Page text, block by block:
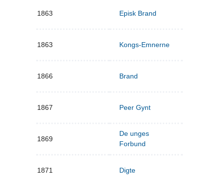
1863 Episk Brand
1863 Kongs-Emnerne
1866 Brand
1867 Peer Gynt
1869
De unges
Forbund
1871 Digte